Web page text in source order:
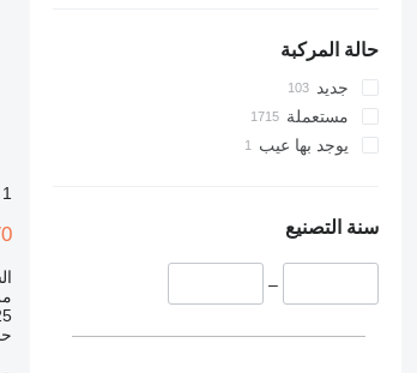
حالة المركبة
جديد
مستعملة
يوجد بها عيب
سنة التصنيع
–
1